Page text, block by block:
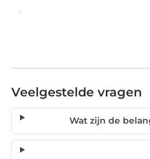
.
Veelgestelde vragen
Wat zijn de